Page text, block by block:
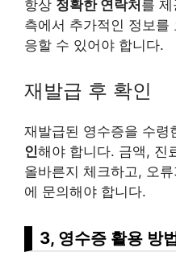
항상 정확한 연락처 를
측에서 추가적인 정보를
응할 수 있어야 합니다.
재발급 후 확인
재발급된 영수증을 수령
인해야 합니다. 금액, 진
올바른지 체크하고, 오
에 문의해야 합니다.
3, 영수증 활용 방